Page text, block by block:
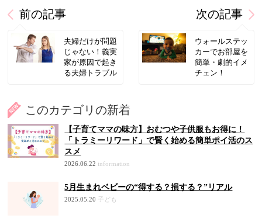
前の記事
夫婦だけが問題
じゃない！義実
家が原因で起き
る夫婦トラブル
次の記事
ウォールステッ
カーでお部屋を
簡単・劇的イメ
チェン！
このカテゴリの新着
【子育てママの味方】おむつや子供服もお得に！
「トラミーリワード」で賢く始める簡単ポイ活のス
スメ
2026.06.22 information
5月生まれベビーの“得する？損する？”リアル
2025.05.20 子ども